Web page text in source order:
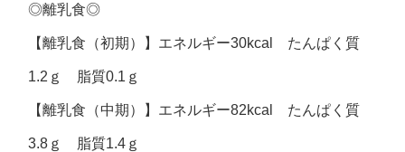
◎離乳食◎
【離乳食（初期）】エネルギー30kcal たんぱく質
1.2ｇ 脂質0.1ｇ
【離乳食（中期）】エネルギー82kcal たんぱく質
3.8ｇ 脂質1.4ｇ